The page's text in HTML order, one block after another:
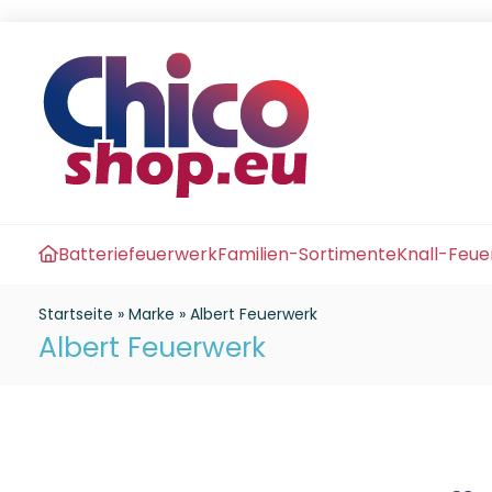
BatteriefeuerwerkFamilien-SortimenteKnall-
Startseite » Marke » Albert Feuerwerk
Albert Feuerwerk